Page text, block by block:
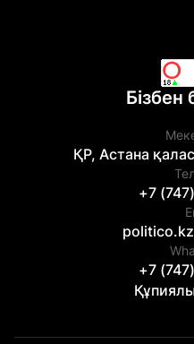
Бізбен
ҚР, Астана
+7
+7